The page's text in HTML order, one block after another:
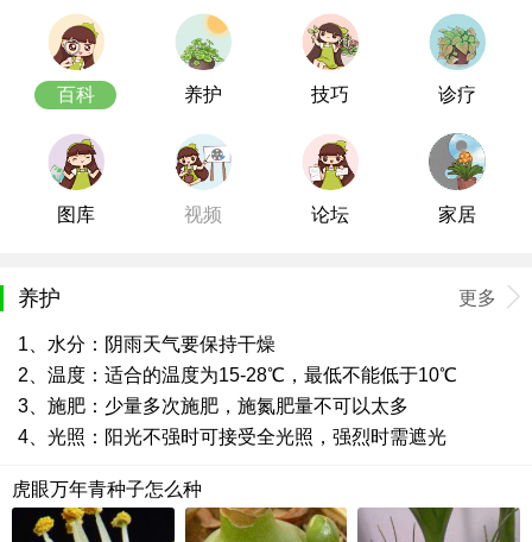
百科 养护 技巧 诊疗
图库 视频 论坛 家居
养护 更多
1、水分：阴雨天气要保持干燥
2、温度：适合的温度为15-28℃，最低不能低于10℃
3、施肥：少量多次施肥，施氮肥量不可以太多
4、光照：阳光不强时可接受全光照，强烈时需遮光
虎眼万年青种子怎么种